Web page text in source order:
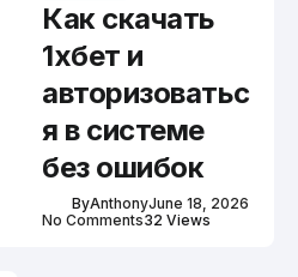
Как скачать
1хбет и
авторизоватьс
я в системе
без ошибок
ByAnthonyJune 18, 2026
No Comments32 Views